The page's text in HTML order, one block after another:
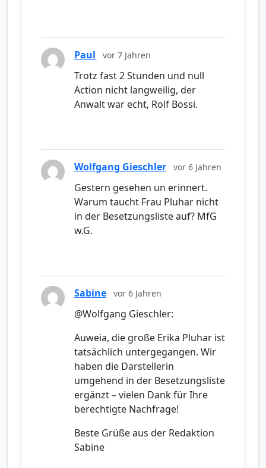
Paul vor 7 Jahren
Trotz fast 2 Stunden und null
Action nicht langweilig, der
Anwalt war echt, Rolf Bossi.
Wolfgang Gieschler vor 6 Jahren
Gestern gesehen un erinnert.
Warum taucht Frau Pluhar nicht
in der Besetzungsliste auf? MfG
w.G.
Sabine vor 6 Jahren
@Wolfgang Gieschler:
Auweia, die große Erika Pluhar ist
tatsächlich untergegangen. Wir
haben die Darstellerin
umgehend in der Besetzungsliste
ergänzt – vielen Dank für Ihre
berechtigte Nachfrage!
Beste Grüße aus der Redaktion
Sabine